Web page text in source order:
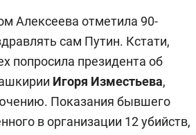
Алексеева отметила 90-
сам Путин. Кстати,
попросила президента об
Игоря Изместьева,
Показания бывшего
в организации 12 убийств,